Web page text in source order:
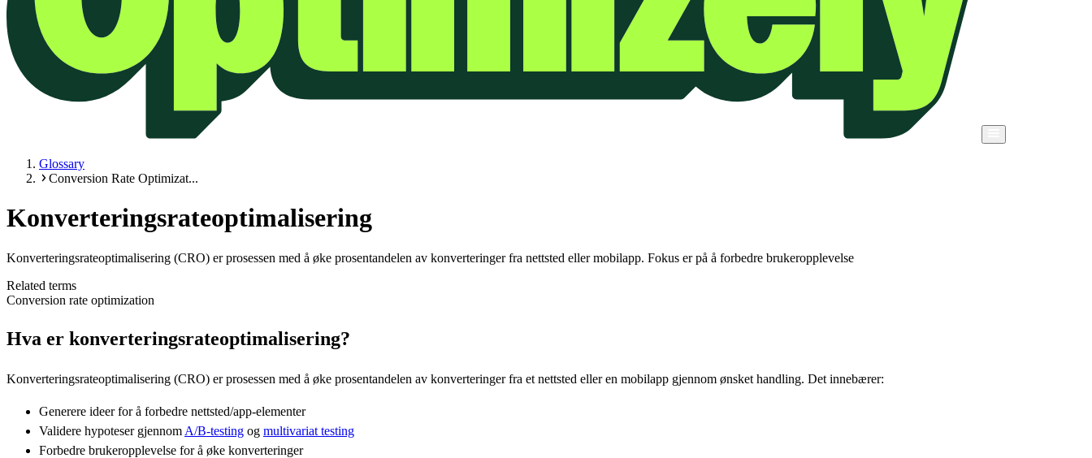
Glossary
Conversion Rate Optimizat...
Konverteringsrateoptimalisering
Konverteringsrateoptimalisering (CRO) er prosessen med å øke prosentandelen av konverteringer fra nettsted eller mobilapp. Fokus er på å forbedre brukeropplevelse
Related terms
Conversion rate optimization
Hva er konverteringsrateoptimalisering?
Konverteringsrateoptimalisering (CRO) er prosessen med å øke prosentandelen av konverteringer fra et nettsted eller en mobilapp gjennom ønsket handling. Det innebærer:
Generere ideer for å forbedre nettsted/app-elementer
Validere hypoteser gjennom A/B-testing og multivariat testing
Forbedre brukeropplevelse for å øke konverteringer